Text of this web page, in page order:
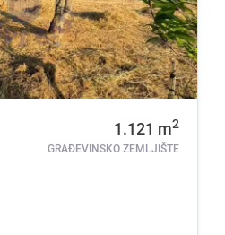
1.121 m2
GRAĐEVINSKO ZEMLJIŠTE